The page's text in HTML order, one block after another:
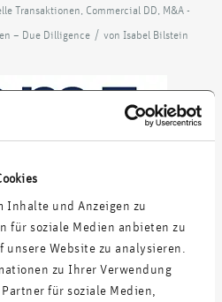
Inhalte und Anzeigen zu
für soziale Medien anbieten zu
Website zu analysieren.
zu Ihrer Verwendung
für soziale Medien,
Transaktionen Commercial DD M&A -
– Due Dilligence / von Isabel Bilstein
acquires